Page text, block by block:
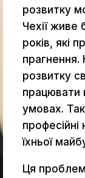
розвитку
Чехії живе
років, які
розвитку
працювати
умовах.
їхньої
Ця